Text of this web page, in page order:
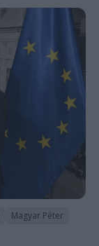
Magyar Péter